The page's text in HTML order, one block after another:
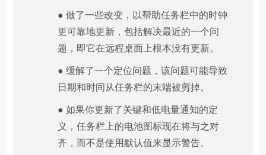
● 做了一些改变，以帮助任务栏中的时钟
更可靠地更新，包括解决最近的一个问
题，即它在远程桌面上根本没有更新。
● 缓解了一个定位问题，该问题可能导致
日期和时间从任务栏的末端被剪掉。
● 如果你更新了关键和低电量通知的定
义，任务栏上的电池图标现在将与之对
齐，而不是使用默认值来显示警告。